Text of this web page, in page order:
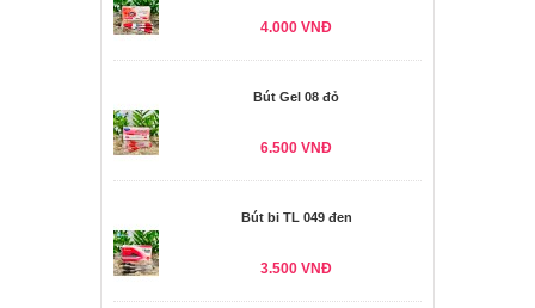
4.000 VNĐ
Bút Gel 08 đỏ
6.500 VNĐ
Bút bi TL 049 đen
3.500 VNĐ